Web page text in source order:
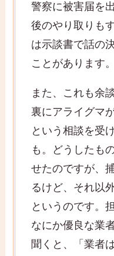
警察に被害届を
後のやり取りも
は示談書で話の
ことがあります。
また、これも余
裏にアライグマ
という相談を受
も。どうしたも
せたのですが、
るけど、それ以
というのです。
なにか優良な業
聞くと、「業者